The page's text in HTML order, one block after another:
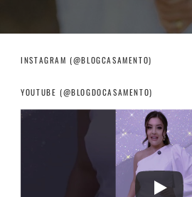
INSTAGRAM (@BLOGCASAMENTO)
YOUTUBE (@BLOGDOCASAMENTO)